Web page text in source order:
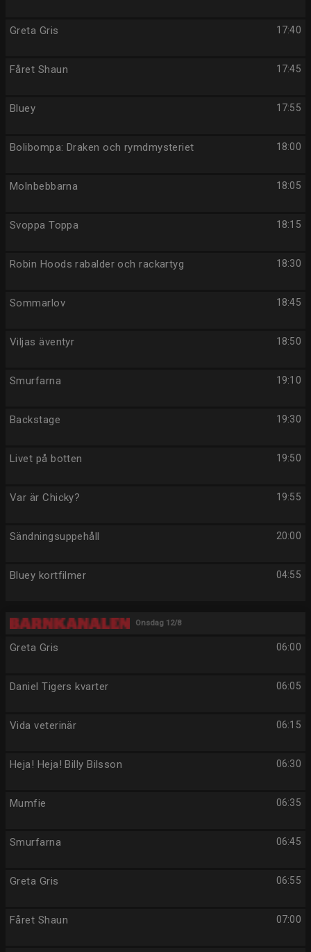
17:40
Greta Gris
17:45
Fåret Shaun
17:55
Bluey
18:00
Bolibompa: Draken och rymdmysteriet
18:05
Molnbebbarna
18:15
Svoppa Toppa
18:30
Robin Hoods rabalder och rackartyg
18:45
Sommarlov
18:50
Viljas äventyr
19:10
Smurfarna
19:30
Backstage
19:50
Livet på botten
19:55
Var är Chicky?
20:00
Sändningsuppehåll
04:55
Bluey kortfilmer
Onsdag 12/8
06:00
Greta Gris
06:05
Daniel Tigers kvarter
06:15
Vida veterinär
06:30
Heja! Heja! Billy Bilsson
06:35
Mumfie
06:45
Smurfarna
06:55
Greta Gris
07:00
Fåret Shaun